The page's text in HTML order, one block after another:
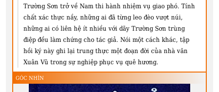
Trường Sơn trở về Nam thi hành nhiệm vụ giao phó. Tính
chất xác thực nầy, những ai đã từng leo đèo vượt núi,
những ai có liên hệ ít nhiều với dãy Trường Sơn trùng
điệp đều làm chứng cho tác giả. Nói một cách khác, tập
hồi ký này ghi lại trung thực một đoạn đời của nhà văn
Xuân Vũ trong sự nghiệp phục vụ quê hương.
GÓC NHÌN